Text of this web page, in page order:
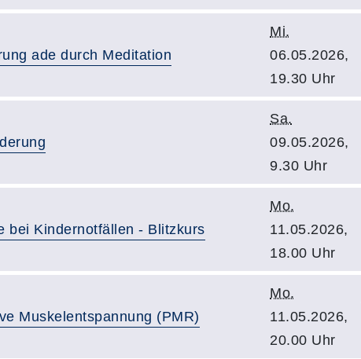
ade durch Meditation
Mi.
06.05.2026,
19.30 Uhr
Sa.
09.05.2026,
9.30 Uhr
bei Kindernotfällen - Blitzkurs
Mo.
11.05.2026,
18.00 Uhr
Muskelentspannung (PMR)
Mo.
11.05.2026,
20.00 Uhr